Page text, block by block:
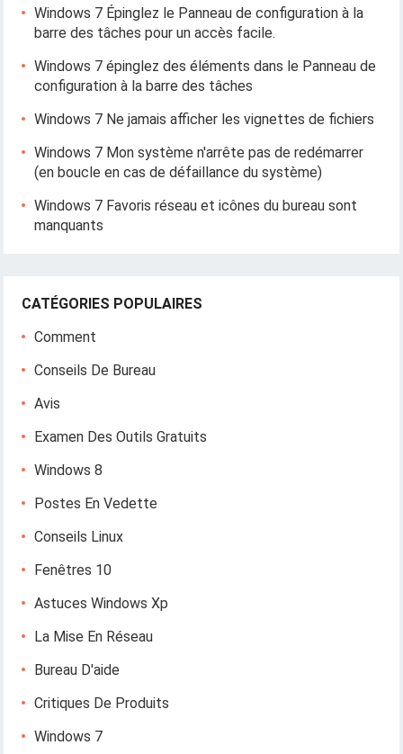
Windows 7 Épinglez le Panneau de configuration à la
barre des tâches pour un accès facile.
Windows 7 épinglez des éléments dans le Panneau de
configuration à la barre des tâches
Windows 7 Ne jamais afficher les vignettes de fichiers
Windows 7 Mon système n'arrête pas de redémarrer
(en boucle en cas de défaillance du système)
Windows 7 Favoris réseau et icônes du bureau sont
manquants
CATÉGORIES POPULAIRES
Comment
Conseils De Bureau
Avis
Examen Des Outils Gratuits
Windows 8
Postes En Vedette
Conseils Linux
Fenêtres 10
Astuces Windows Xp
La Mise En Réseau
Bureau D'aide
Critiques De Produits
Windows 7